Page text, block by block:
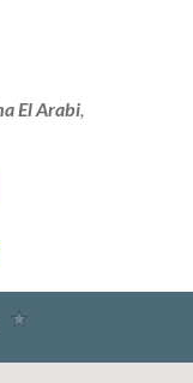
El Arabi,